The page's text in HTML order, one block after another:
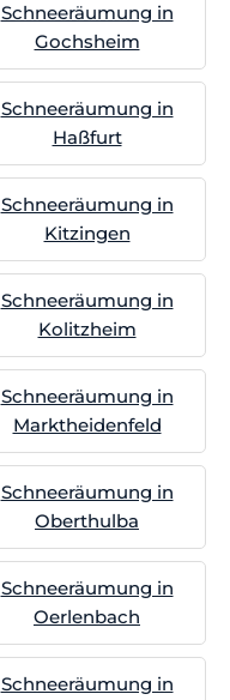
Schneeräumung in
Gochsheim
Schneeräumung in
Haßfurt
Schneeräumung in
Kitzingen
Schneeräumung in
Kolitzheim
Schneeräumung in
Marktheidenfeld
Schneeräumung in
Oberthulba
Schneeräumung in
Oerlenbach
Schneeräumung in